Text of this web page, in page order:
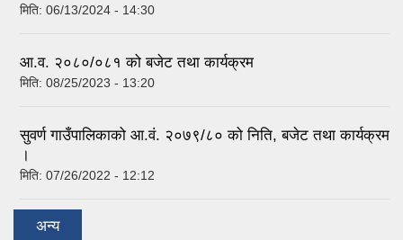
मिति: 06/13/2024 - 14:30
आ.व. २०८०/०८१ को बजेट तथा कार्यक्रम
मिति: 08/25/2023 - 13:20
सुवर्ण गाउँपालिकाको आ.वं. २०७९/८० को निति, बजेट तथा कार्यक्रम
।
मिति: 07/26/2022 - 12:12
अन्य